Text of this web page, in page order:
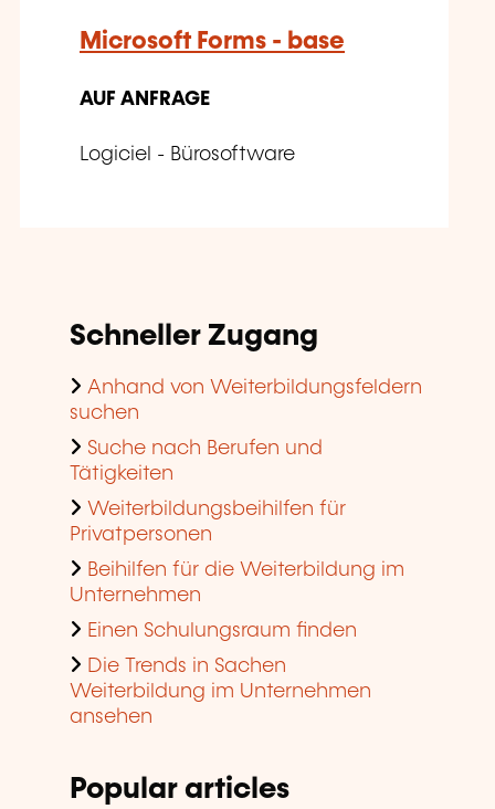
Microsoft Forms - base
AUF ANFRAGE
Logiciel - Bürosoftware
Schneller Zugang
Anhand von Weiterbildungsfeldern
suchen
Suche nach Berufen und
Tätigkeiten
Weiterbildungsbeihilfen für
Privatpersonen
Beihilfen für die Weiterbildung im
Unternehmen
Einen Schulungsraum finden
Die Trends in Sachen
Weiterbildung im Unternehmen
ansehen
Popular articles